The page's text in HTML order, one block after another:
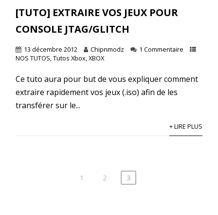
[TUTO] EXTRAIRE VOS JEUX POUR
CONSOLE JTAG/GLITCH
13 décembre 2012 Chipnmodz
1 Commentaire
NOS TUTOS,Tutos Xbox,XBOX
Ce tuto aura pour but de vous expliquer comment
extraire rapidement vos jeux (.iso) afin de les
transférer sur le...
+ LIRE PLUS
1 2 3